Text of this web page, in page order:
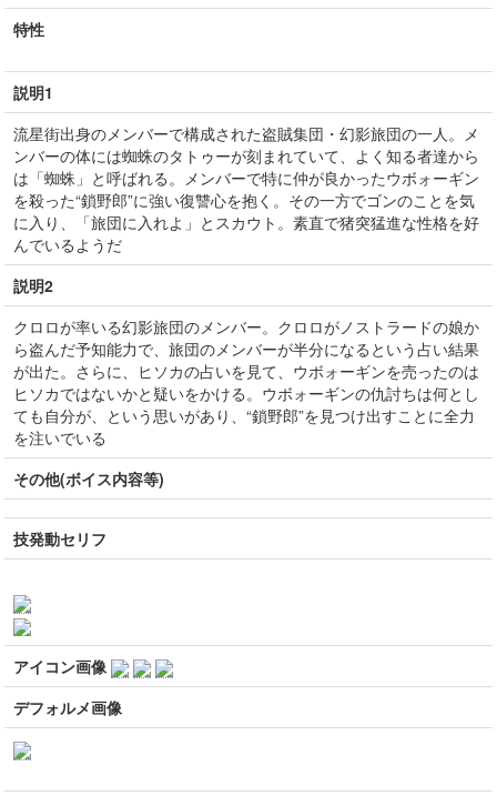
特性
説明1
流星街出身のメンバーで構成された盗賊集団・幻影旅団の一人。メ
ンバーの体には蜘蛛のタトゥーが刻まれていて、よく知る者達から
は「蜘蛛」と呼ばれる。メンバーで特に仲が良かったウボォーギン
を殺った“鎖野郎”に強い復讐心を抱く。その一方でゴンのことを気
に入り、「旅団に入れよ」とスカウト。素直で猪突猛進な性格を好
んでいるようだ
説明2
クロロが率いる幻影旅団のメンバー。クロロがノストラードの娘か
ら盗んだ予知能力で、旅団のメンバーが半分になるという占い結果
が出た。さらに、ヒソカの占いを見て、ウボォーギンを売ったのは
ヒソカではないかと疑いをかける。ウボォーギンの仇討ちは何とし
ても自分が、という思いがあり、“鎖野郎”を見つけ出すことに全力
を注いでいる
その他(ボイス内容等)
技発動セリフ
アイコン画像
デフォルメ画像